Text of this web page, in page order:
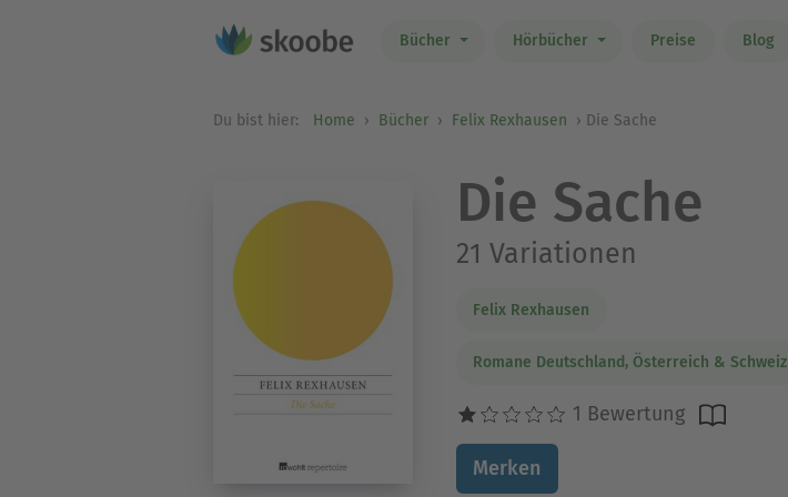
Bücher Hörbücher Preise Blog
Du bist hier: Home Bücher Felix Rexhausen Die Sache
Die Sache
21 Variationen
Felix Rexhausen
Romane Deutschland, Österreich & Schweiz
1 Bewertung
Merken